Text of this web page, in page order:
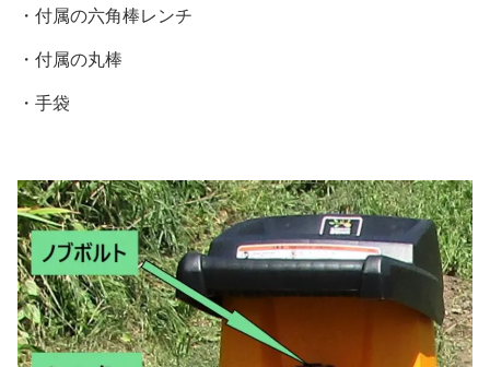
・付属の六角棒レンチ
・付属の丸棒
・手袋